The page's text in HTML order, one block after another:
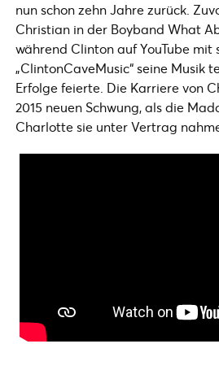
nun schon zehn Jahre zurück.
Christian in der Boyband What
während Clinton auf YouTube mit
„ClintonCaveMusic“ seine Musik
Erfolge feierte. Die Karriere von
2015 neuen Schwung, als die
Charlotte sie unter Vertrag